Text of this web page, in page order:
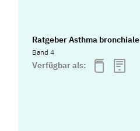
Ratgeber Asthma bronchiale
Band 4
Verfügbar als: